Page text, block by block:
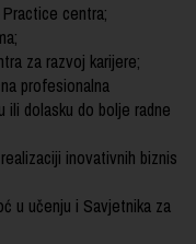
centra;
za razvoj karijere;
profesionalna
ili dolasku do bolje radne
inovativnih biznis
u učenju i Savjetnika za